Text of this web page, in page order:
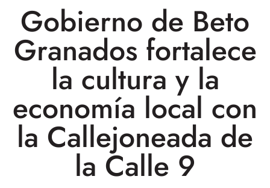
Gobierno de Beto
Granados fortalece
la cultura y la
economía local con
la Callejoneada de
la Calle 9